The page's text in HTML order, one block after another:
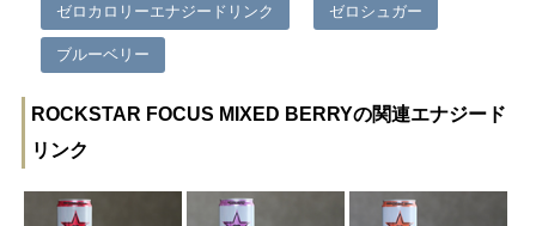
ゼロカロリーエナジードリンク ゼロシュガー
ブルーベリー
ROCKSTAR FOCUS MIXED BERRYの関連エナジード
リンク